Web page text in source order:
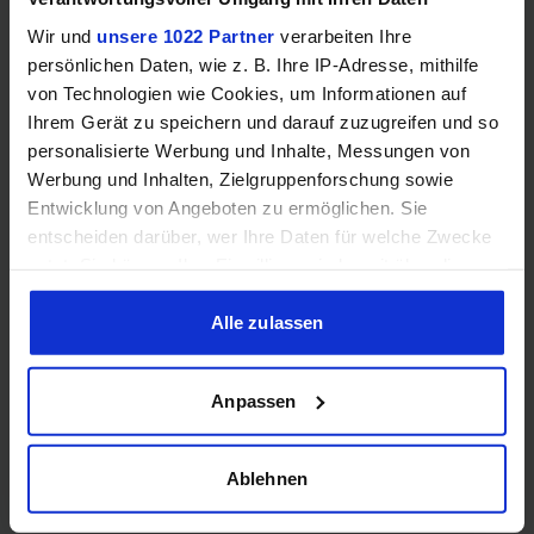
Wir und unsere 1022 Partner verarbeiten Ihre
persönlichen Daten, wie z. B. Ihre IP-Adresse, mithilfe
von Technologien wie Cookies, um Informationen auf
Ihrem Gerät zu speichern und darauf zuzugreifen und so
personalisierte Werbung und Inhalte, Messungen von
Werbung und Inhalten, Zielgruppenforschung sowie
Entwicklung von Angeboten zu ermöglichen. Sie
entscheiden darüber, wer Ihre Daten für welche Zwecke
Cookie-Erklärung oder durch Klicken auf das Privacy
Trigger Symbol ändern oder widerrufen
Informationen über Ihre geografische Lage erfassen,
welche bis auf einige Meter genau sein können
Ihr Gerät durch aktives Scannen nach bestimmten
Alle zulassen
Anpassen
Ablehnen
Samsung Odyssey OLED G6 (240Hz, WQHD, 27", QD-OLED,
FreeSync Premium, 99% DCI-P3)
Acer Predator Ultrawide (240Hz, UWQHD, QD-OLED,
curved, FreeSync Premium Pro, 99% DCI-P3)